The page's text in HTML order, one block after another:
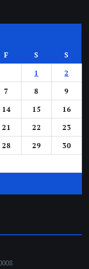
F S
S
1
2
7 8
9
14 15
16
21 22
23
28 29
30